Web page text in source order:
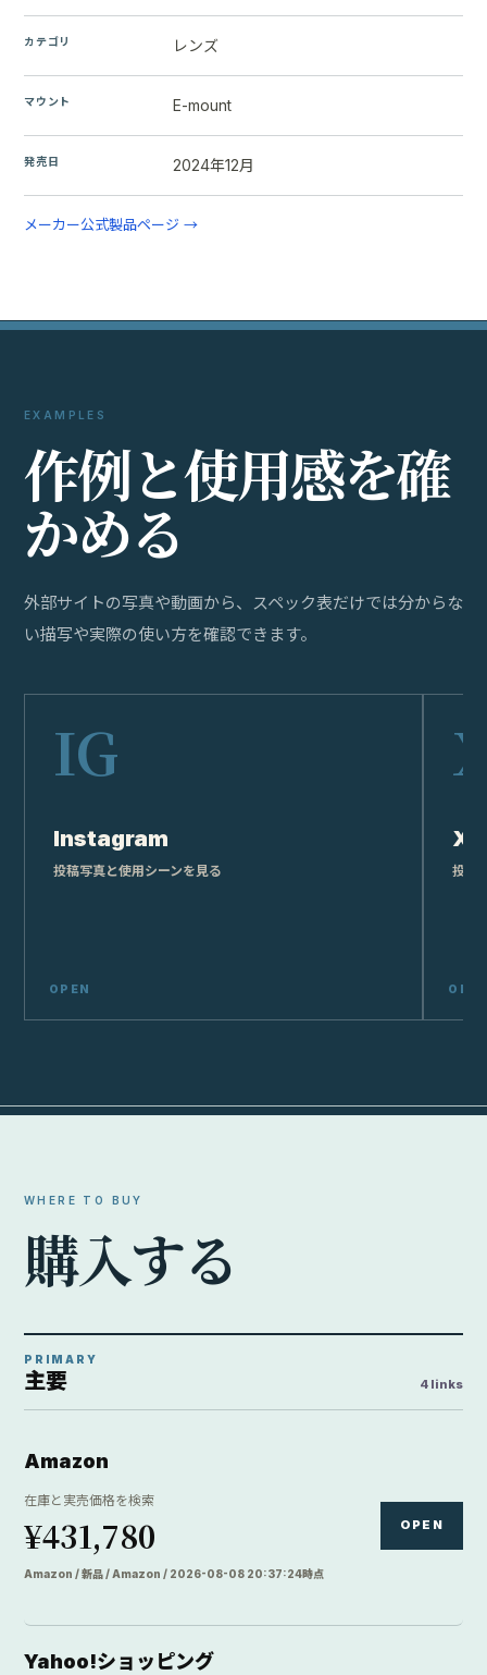
カテゴリ レンズ
マウント E-mount
発売日 2024年12月
メーカー公式製品ページ →
EXAMPLES
作例と使用感を確
かめる
外部サイトの写真や動画から、スペック表だけでは分からな
い描写や実際の使い方を確認できます。
Instagram
投稿写真と使用シーンを見る
X
投稿
WHERE TO BUY
購入する
PRIMARY
主要 4 links
Amazon
在庫と実売価格を検索
¥431,780
Amazon / 新品 / Amazon / 2026-08-08 20:37:24時点
OPEN
Yahoo!ショッピング